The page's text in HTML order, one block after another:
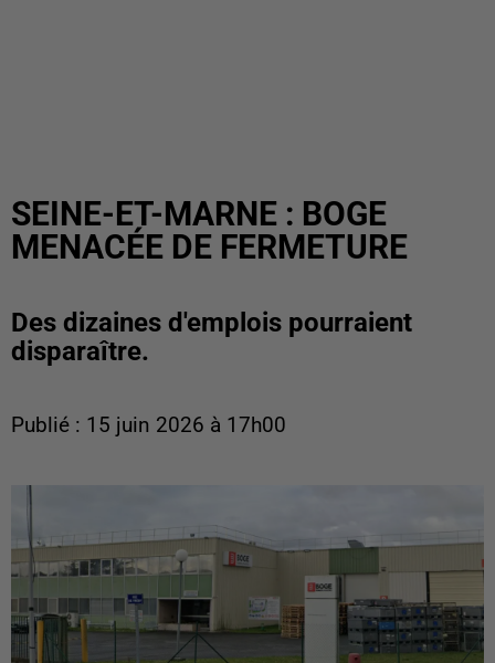
SEINE-ET-MARNE : BOGE
MENACÉE DE FERMETURE
Des dizaines d'emplois pourraient
disparaître.
Publié : 15 juin 2026 à 17h00